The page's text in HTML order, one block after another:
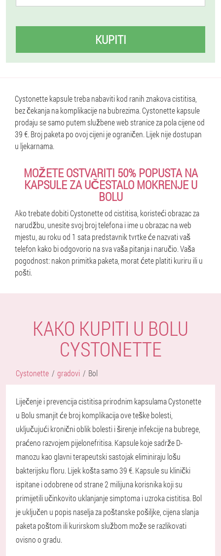
KUPITI
Cystonette kapsule treba nabaviti kod ranih znakova cistitisa,
bez čekanja na komplikacije na bubrezima. Cystonette kapsule
prodaju se samo putem službene web stranice za pola cijene od
39 €. Broj paketa po ovoj cijeni je ograničen. Lijek nije dostupan
u ljekarnama.
MOŽETE OSTVARITI 50% POPUSTA NA
KAPSULE ZA UČESTALO MOKRENJE U
BOLU
Ako trebate dobiti Cystonette od cistitisa, koristeći obrazac za
narudžbu, unesite svoj broj telefona i ime u obrazac na web
mjestu, au roku od 1 sata predstavnik tvrtke će nazvati vaš
telefon kako bi odgovorio na sva vaša pitanja i naručio. Vaša
pogodnost: nakon primitka paketa, morat ćete platiti kuriru ili u
pošti.
KAKO KUPITI U BOLU
CYSTONETTE
Cystonette gradovi Bol
Liječenje i prevencija cistitisa prirodnim kapsulama Cystonette
u Bolu smanjit će broj komplikacija ove teške bolesti,
uključujući kronični oblik bolesti i širenje infekcije na bubrege,
praćeno razvojem pijelonefritisa. Kapsule koje sadrže D-
manozu kao glavni terapeutski sastojak eliminiraju lošu
bakterijsku floru. Lijek košta samo 39 €. Kapsule su klinički
ispitane i odobrene od strane 2 milijuna korisnika koji su
primijetili učinkovito uklanjanje simptoma i uzroka cistitisa. Bol
je uključen u popis naselja za poštanske pošiljke, cijena slanja
paketa poštom ili kurirskom službom može se razlikovati
ovisno o gradu.